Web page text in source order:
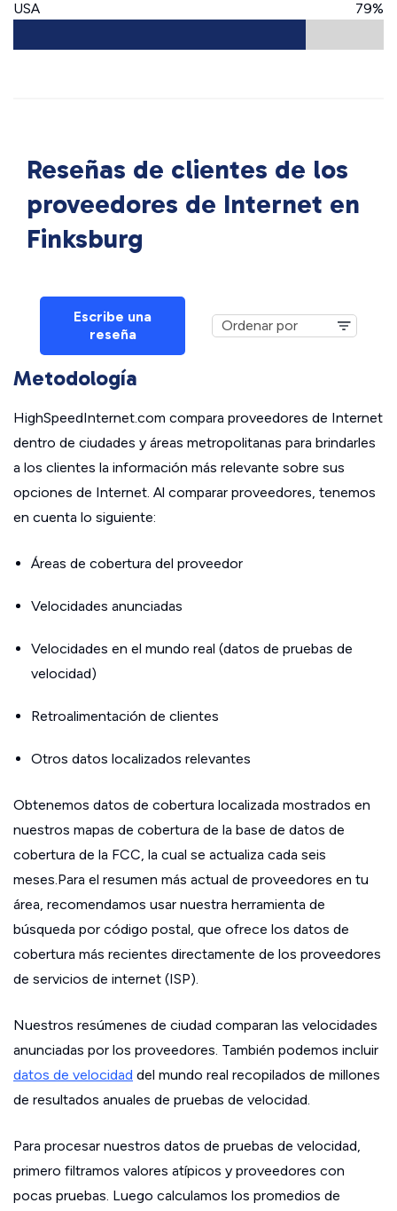
USA 79%
Reseñas de clientes de los
proveedores de Internet en
Finksburg
Escribe una
reseña
Metodología
HighSpeedInternet.com compara proveedores de Internet
dentro de ciudades y áreas metropolitanas para brindarles
a los clientes la información más relevante sobre sus
opciones de Internet. Al comparar proveedores, tenemos
en cuenta lo siguiente:
Áreas de cobertura del proveedor
Velocidades anunciadas
Velocidades en el mundo real (datos de pruebas de
velocidad)
Retroalimentación de clientes
Otros datos localizados relevantes
Obtenemos datos de cobertura localizada mostrados en
nuestros mapas de cobertura de la base de datos de
cobertura de la FCC, la cual se actualiza cada seis
meses.Para el resumen más actual de proveedores en tu
área, recomendamos usar nuestra herramienta de
búsqueda por código postal, que ofrece los datos de
cobertura más recientes directamente de los proveedores
de servicios de internet (ISP).
Nuestros resúmenes de ciudad comparan las velocidades
anunciadas por los proveedores. También podemos incluir
datos de velocidad del mundo real recopilados de millones
de resultados anuales de pruebas de velocidad.
Para procesar nuestros datos de pruebas de velocidad,
primero filtramos valores atípicos y proveedores con
pocas pruebas. Luego calculamos los promedios de